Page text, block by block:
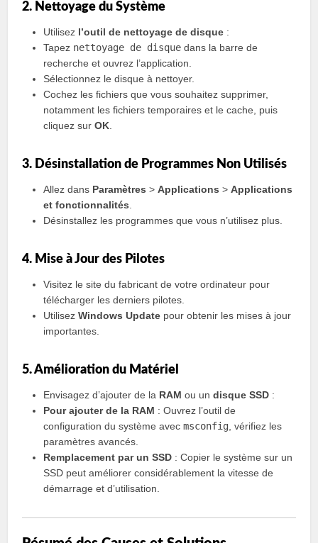
2. Nettoyage du Système
Utilisez l’outil de nettoyage de disque :
Tapez nettoyage de disque dans la barre de
recherche et ouvrez l’application.
Sélectionnez le disque à nettoyer.
Cochez les fichiers que vous souhaitez supprimer,
notamment les fichiers temporaires et le cache, puis
cliquez surOK
3. Désinstallation de Programmes Non Utilisés
Allez dans Paramètres >Applications >Applications
et fonctionnalités
Désinstallez les programmes que vous n’utilisez plus.
4. Mise à Jour des Pilotes
Visitez le site du fabricant de votre ordinateur pour
télécharger les derniers pilotes.
UtilisezWindows Update pour obtenir les mises à jour
importantes.
5. Amélioration du Matériel
Envisagez d’ajouter de la RAM ou undisque SSD :
Pour ajouter de la RAM : Ouvrez l’outil de
configuration du système avecmsconfig , vérifiez les
paramètres avancés.
Remplacement par un SSD : Copier le système sur un
SSD peut améliorer considérablement la vitesse de
démarrage et d’utilisation.